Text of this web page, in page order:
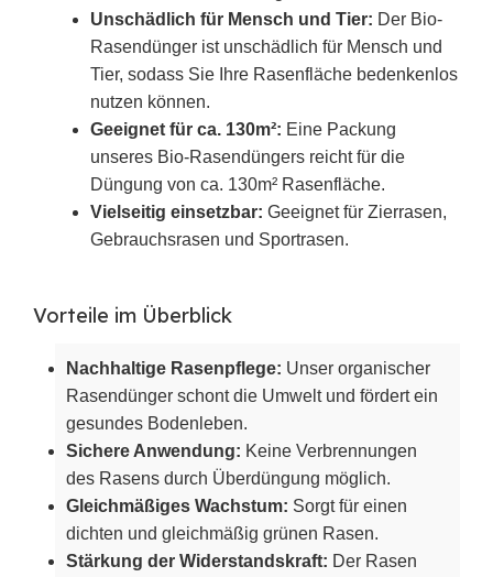
Unschädlich für Mensch und Tier: Der Bio-
Rasendünger ist unschädlich für Mensch und
Tier, sodass Sie Ihre Rasenfläche bedenkenlos
nutzen können.
Geeignet für ca. 130m²: Eine Packung
unseres Bio-Rasendüngers reicht für die
Düngung von ca. 130m² Rasenfläche.
Vielseitig einsetzbar: Geeignet für Zierrasen,
Gebrauchsrasen und Sportrasen.
Vorteile im Überblick
Nachhaltige Rasenpflege: Unser organischer
Rasendünger schont die Umwelt und fördert ein
gesundes Bodenleben.
Sichere Anwendung: Keine Verbrennungen
des Rasens durch Überdüngung möglich.
Gleichmäßiges Wachstum: Sorgt für einen
dichten und gleichmäßig grünen Rasen.
Stärkung der Widerstandskraft: Der Rasen